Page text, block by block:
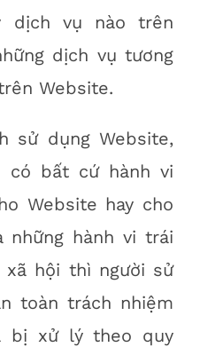
dịch vụ nào trên
dịch vụ tương
Website.
sử dụng Website,
có bất cứ hành vi
Website hay cho
những hành vi trái
hội thì người sử
toàn trách nhiệm
bị xử lý theo quy